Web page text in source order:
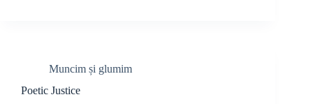
Muncim și glumim
Poetic Justice